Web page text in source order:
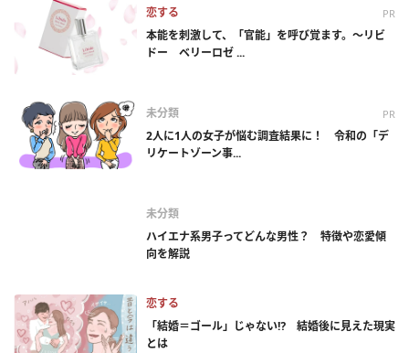
恋する PR
本能を刺激して、「官能」を呼び覚ます。～リビ
ドー ベリーロゼ ...
未分類 PR
2人に1人の女子が悩む調査結果に！ 令和の「デ
リケートゾーン事...
未分類
ハイエナ系男子ってどんな男性？ 特徴や恋愛傾
向を解説
恋する
「結婚＝ゴール」じゃない⁉ 結婚後に見えた現実
とは